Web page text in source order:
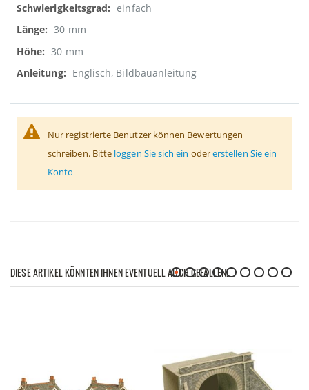
einfach
30 mm
30 mm
Englisch, Bildbauanleitung
Nur registrierte Benutzer können Bewertungen
schreiben. Bitte loggen Sie sich ein odererstellen Sie ein
Konto
DIESE ARTIKEL KÖNNTEN IHNEN EVENTUELL AUCH GEFALLEN!